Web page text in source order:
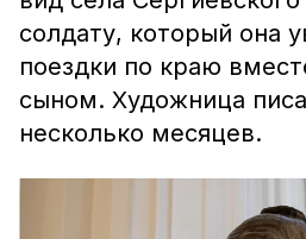
солдату, который она
поездки по краю
сыном. Художница
несколько месяцев.